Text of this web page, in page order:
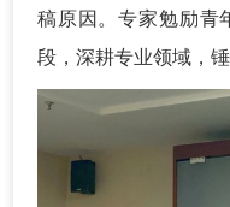
稿原因。专家勉励青
段，深耕专业领域，